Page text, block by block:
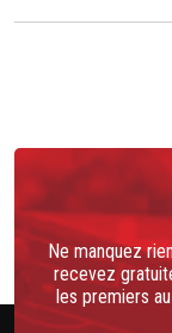
Ne manquez
recevez
les premiers